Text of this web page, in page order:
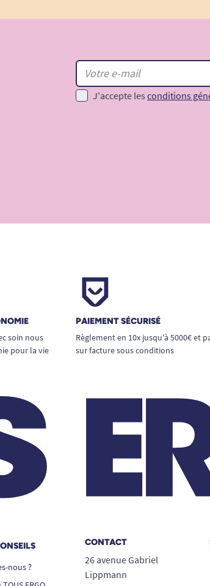
J'accepte les conditions
soin nous
pour la vie
PAIEMENT SÉCURISÉ
Règlement en 10x jusqu'à 5000€ et
sur facture sous conditions
nous ?
CONTACT
26 avenue Gabriel
Lippmann